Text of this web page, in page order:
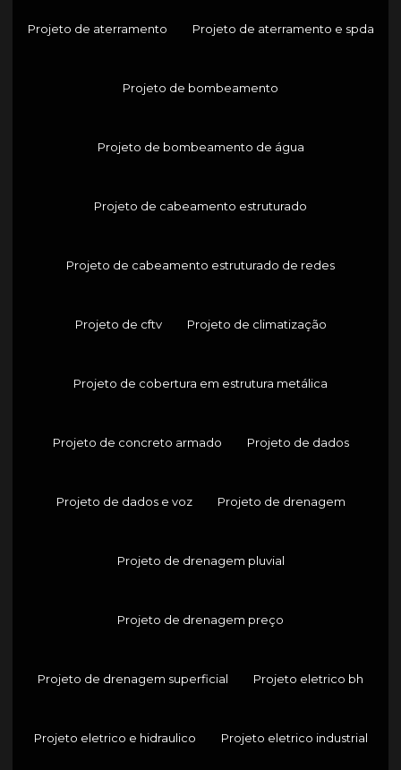
Projeto de aterramento Projeto de aterramento e spda
Projeto de bombeamento
Projeto de bombeamento de água
Projeto de cabeamento estruturado
Projeto de cabeamento estruturado de redes
Projeto de cftv Projeto de climatização
Projeto de cobertura em estrutura metálica
Projeto de concreto armado Projeto de dados
Projeto de dados e voz Projeto de drenagem
Projeto de drenagem pluvial
Projeto de drenagem preço
Projeto de drenagem superficial Projeto eletrico bh
Projeto eletrico e hidraulico Projeto eletrico industrial